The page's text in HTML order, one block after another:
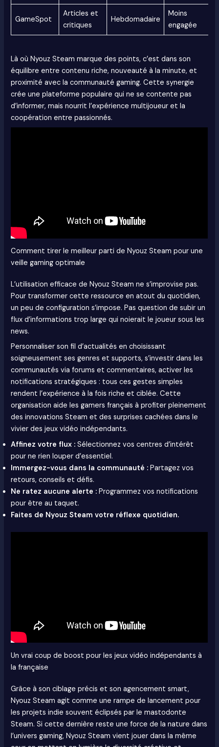
GameSpot
Articles et
critiques
Hebdomadaire
Moins
engagée
Là où Nyouz Steam marque des points, c’est dans son
équilibre entre contenu riche, nouveauté à la minute, et
proximité avec la communauté gaming. Cette synergie
crée une plateforme populaire qui ne se contente pas
d’informer, mais nourrit l’expérience multijoueur et la
coopération entre passionnés.
Comment tirer le meilleur parti de Nyouz Steam pour une
veille gaming optimale
L’utilisation efficace de Nyouz Steam ne s’improvise pas.
Pour transformer cette ressource en atout du quotidien,
un peu de configuration s’impose. Pas question de subir un
flux d’informations trop large qui noierait le joueur sous les
news.
Personnaliser son fil d’actualités en choisissant
soigneusement ses genres et supports, s’investir dans les
communautés via forums et commentaires, activer les
notifications stratégiques : tous ces gestes simples
rendent l’expérience à la fois riche et ciblée. Cette
organisation aide les gamers français à profiter pleinement
des innovations Steam et des surprises cachées dans le
vivier des jeux vidéo indépendants.
Affinez votre flux : Sélectionnez vos centres d’intérêt
pour ne rien louper d’essentiel.
Immergez-vous dans la communauté : Partagez vos
retours, conseils et défis.
Ne ratez aucune alerte : Programmez vos notifications
pour être au taquet.
Faites de Nyouz Steam votre réflexe quotidien.
Un vrai coup de boost pour les jeux vidéo indépendants à
la française
Grâce à son ciblage précis et son agencement smart,
Nyouz Steam agit comme une rampe de lancement pour
les projets indie souvent éclipsés par le mastodonte
Steam. Si cette dernière reste une force de la nature dans
l’univers gaming, Nyouz Steam vient jouer dans la même